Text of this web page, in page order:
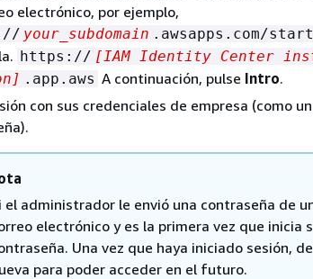
electrónico, por ejemplo,
your_subdomain .awsapps.com/start
https:// [IAM Identity Center
.app.aws A continuación, pulse Intro.
con sus credenciales de empresa (como
el administrador le envió una contraseña de
electrónico y es la primera vez que inicia
Una vez que haya iniciado sesión,
para poder acceder en el futuro.